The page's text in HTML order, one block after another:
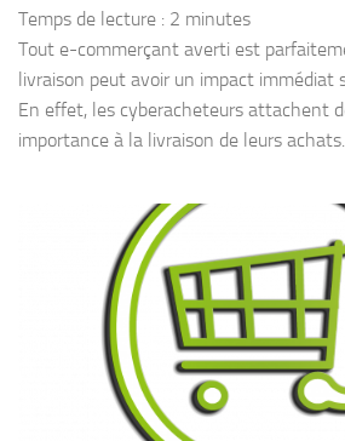
Temps de lecture : 2 minutes
Tout e-commerçant averti est
livraison peut avoir un impact immédiat
En effet, les cyberacheteurs attachent
importance à la livraison de leurs achats....